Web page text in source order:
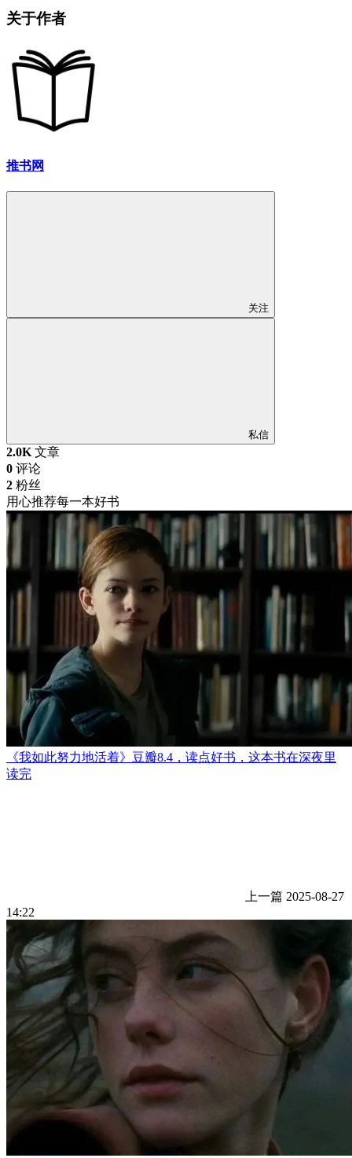
关于作者
推书网
关注
私信
2.0K 文章
0 评论
2 粉丝
用心推荐每一本好书
《我如此努力地活着》豆瓣8.4，读点好书，这本书在深夜里
读完
上一篇 2025-08-27
14:22